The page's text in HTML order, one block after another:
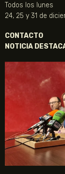
Todos los lunes
24, 25 y 31 de
CONTACTO
NOTICIA